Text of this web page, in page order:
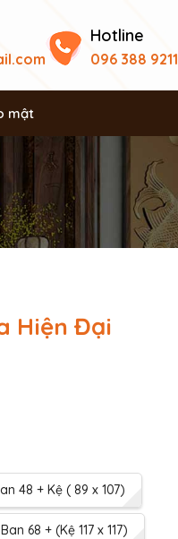
Hotline
096 388 9211
mật
Hiện Đại
48 + Kệ ( 89 x 107)
Ban 68 + (Kệ 117 x 117)